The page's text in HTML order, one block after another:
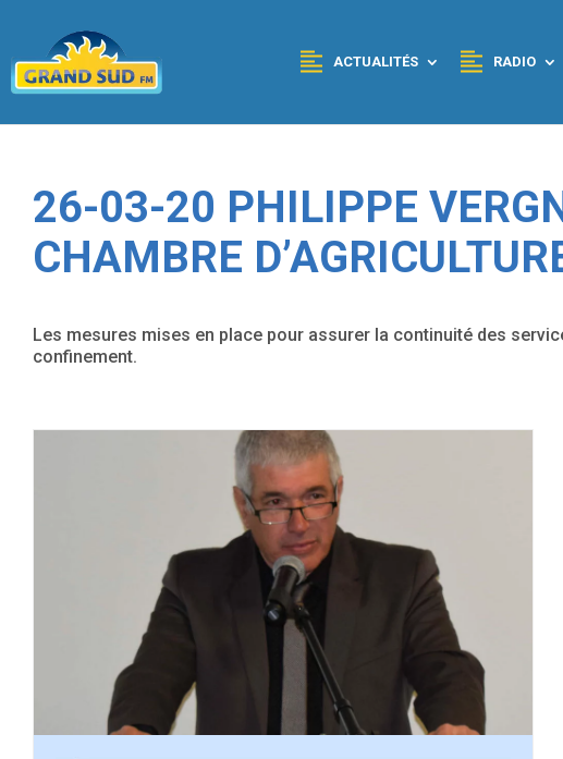
ACTUALITÉS RADIO
26-03-20 PHILIPPE
CHAMBRE
Les mesures mises en place pour assurer la continuité des
confinement.